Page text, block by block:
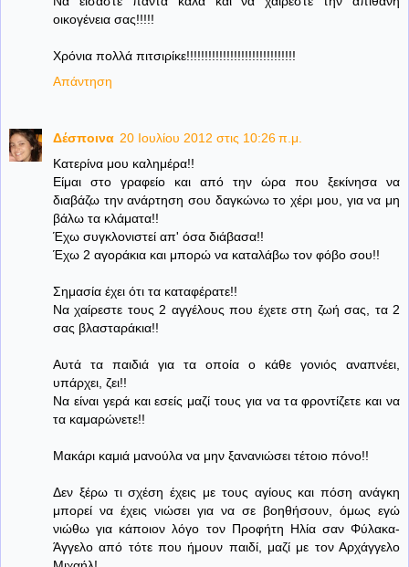
οικογένεια σας!!!!!
Χρόνια πολλά πιτσιρίκε!!!!!!!!!!!!!!!!!!!!!!!!!!!!!!
Απάντηση
Δέσποινα 20 Ιουλίου 2012 στις 10:26 π.μ.
Κατερίνα μου καλημέρα!!
Είμαι στο γραφείο και από την ώρα που ξεκίνησα να
διαβάζω την ανάρτηση σου δαγκώνω το χέρι μου, για να μη
βάλω τα κλάματα!!
Έχω συγκλονιστεί απ' όσα διάβασα!!
Έχω 2 αγοράκια και μπορώ να καταλάβω τον φόβο σου!!
Σημασία έχει ότι τα καταφέρατε!!
Να χαίρεστε τους 2 αγγέλους που έχετε στη ζωή σας, τα 2
σας βλασταράκια!!
Αυτά τα παιδιά για τα οποία ο κάθε γονιός αναπνέει,
υπάρχει, ζει!!
Να είναι γερά και εσείς μαζί τους για να τα φροντίζετε και να
τα καμαρώνετε!!
Μακάρι καμιά μανούλα να μην ξανανιώσει τέτοιο πόνο!!
Δεν ξέρω τι σχέση έχεις με τους αγίους και πόση ανάγκη
μπορεί να έχεις νιώσει για να σε βοηθήσουν, όμως εγώ
νιώθω για κάποιον λόγο τον Προφήτη Ηλία σαν Φύλακα-
Άγγελο από τότε που ήμουν παιδί, μαζί με τον Αρχάγγελο